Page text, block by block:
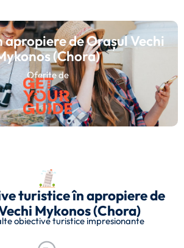
de Orașul Vechi
(Chora)
Oferite de
turistice în apropiere de
Mykonos (Chora)
obiective turistice impresionante